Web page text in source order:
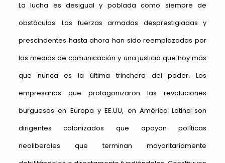
La lucha es desigual y poblada como siempre de
obstáculos. Las fuerzas armadas desprestigiadas y
prescindentes hasta ahora han sido reemplazadas por
los medios de comunicación y una justicia que hoy más
que nunca es la última trinchera del poder. Los
empresarios que protagonizaron las revoluciones
burguesas en Europa y EE.UU, en América Latina son
dirigentes colonizados que apoyan políticas
neoliberales que terminan mayoritariamente